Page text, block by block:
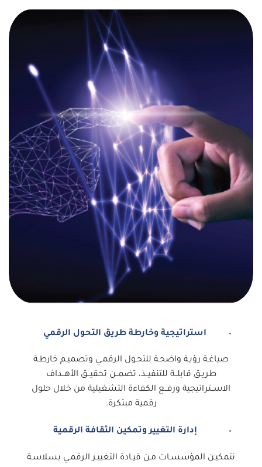
استراتيجية وخارطة طريق التحول الرقمي
صياغـة رؤيـة واضحـة للتحـول الرقمـي وتصميـم خارطـة
طريـق قابلــة للتنفيــذ، تضمــن تحقيــق الأهــداف
الاســتراتيجية ورفــع الكفاءة التشغيلية من خلال حلول
رقمية مبتكرة.
إدارة التغيير وتمكين الثقافة الرقمية
نتمكيـن المؤسسـات مـن قيـادة التغييـر الرقمـي بسلاسـة